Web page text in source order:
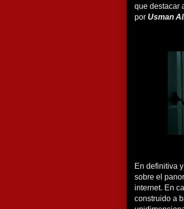
que destacar
por Usman
En definitiva
sobre el
internet. En
construido a